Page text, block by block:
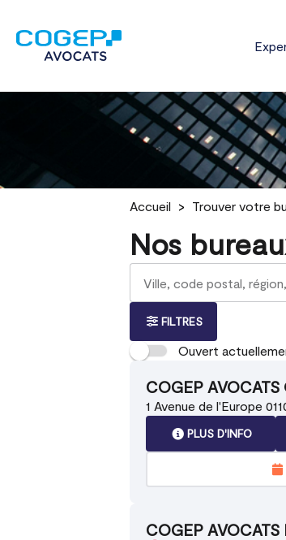
Accueil Trouver votre
Nos
Veuillez
renseigner
adresse
{{count}}
résultat(s)
trouvé(s)
FILTRES
Ouvert
COGEP
1 Avenue de l'Europe
PLUS D'INFO
COGEP AVOCATS